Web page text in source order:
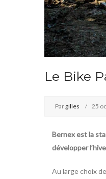
Le Bike
Par gilles 25
Bernex est la
développer
Au large choix